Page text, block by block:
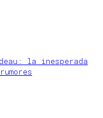
la inesperada